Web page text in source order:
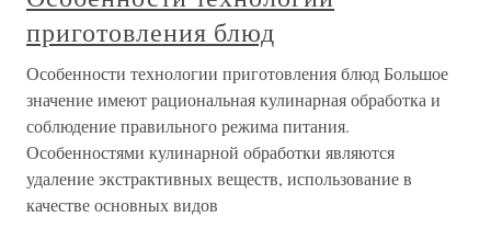
приготовления блюд
Особенности технологии приготовления блюд Большое
значение имеют рациональная кулинарная обработка и
соблюдение правильного режима питания.
Особенностями кулинарной обработки являются
удаление экстрактивных веществ, использование в
качестве основных видов